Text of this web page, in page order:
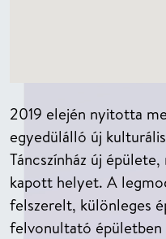
2019 elején nyitotta
egyedülálló új
Táncszínház új
kapott helyet. A
felszerelt, különleges
felvonultató épületben